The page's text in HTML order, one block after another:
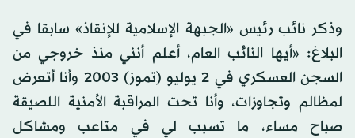
وذكر نائب رئيس «الجبهة الإسلامية للإنقاذ» سابقا في
البلاغ: «أيها النائب العام، أعلم أنني منذ خروجي من
السجن العسكري في 2 يوليو (تموز) 2003 وأنا أتعرض
لمظالم وتجاوزات، وأنا تحت المراقبة الأمنية اللصيقة
صباح مساء، ما تسبب لي في متاعب ومشاكل